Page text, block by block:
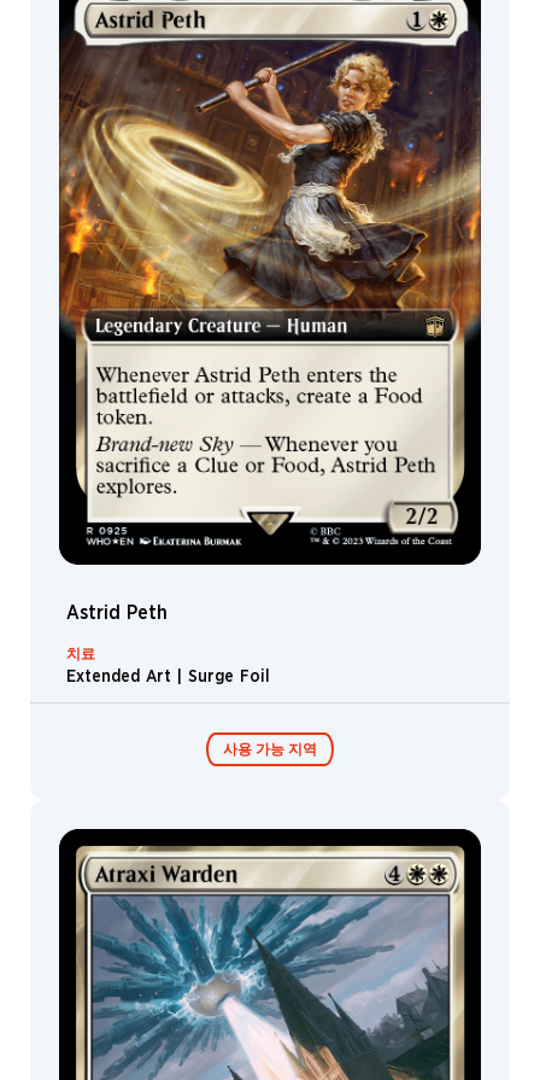
콜렉터 부스터 /
디스플레이
Astrid Peth
치료
Extended Art | Surge Foil
사용 가능 지역
콜렉터 부스터 /
디스플레이